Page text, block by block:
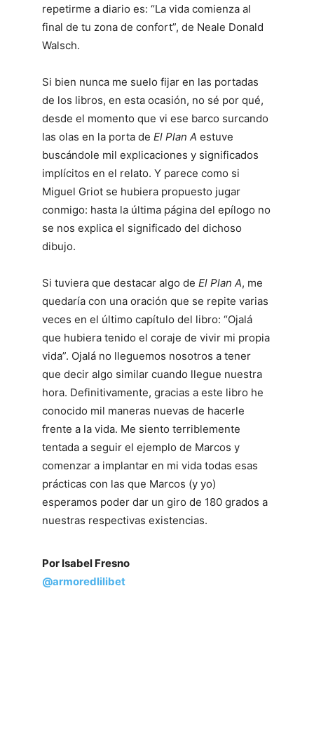
repetirme a diario es: “La vida comienza al
final de tu zona de confort”, de Neale Donald
Walsch.
Si bien nunca me suelo fijar en las portadas
de los libros, en esta ocasión, no sé por qué,
desde el momento que vi ese barco surcando
las olas en la porta de El Plan A estuve
buscándole mil explicaciones y significados
implícitos en el relato. Y parece como si
Miguel Griot se hubiera propuesto jugar
conmigo: hasta la última página del epílogo no
se nos explica el significado del dichoso
dibujo.
Si tuviera que destacar algo de El Plan A, me
quedaría con una oración que se repite varias
veces en el último capítulo del libro: “Ojalá
que hubiera tenido el coraje de vivir mi propia
vida”. Ojalá no lleguemos nosotros a tener
que decir algo similar cuando llegue nuestra
hora. Definitivamente, gracias a este libro he
conocido mil maneras nuevas de hacerle
frente a la vida. Me siento terriblemente
tentada a seguir el ejemplo de Marcos y
comenzar a implantar en mi vida todas esas
prácticas con las que Marcos (y yo)
esperamos poder dar un giro de 180 grados a
nuestras respectivas existencias.
Por Isabel Fresno
@armoredlilibet